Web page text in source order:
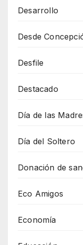
Desarrollo
Desde
Desfile
Destacado
Día de las
Día del Soltero
Donación de
Eco Amigos
Economía